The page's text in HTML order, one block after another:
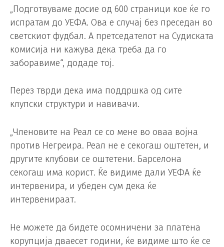
„Подготвуваме досие од 600 страници кое ќе го
испратам до УЕФА. Ова е случај без преседан во
светскиот фудбал. А претседателот на Судиската
комисија ни кажува дека треба да го
заборавиме“, додаде тој.
Перез тврди дека има поддршка од сите
клупски структури и навивачи.
„Членовите на Реал се со мене во оваа војна
против Негреира. Реал не е секогаш оштетен, и
другите клубови се оштетени. Барселона
секогаш има корист. Ќе видиме дали УЕФА ќе
интервенира, и убеден сум дека ќе
интервенираат.
Не можете да бидете осомничени за платена
корупција дваесет години, ќе видиме што ќе се